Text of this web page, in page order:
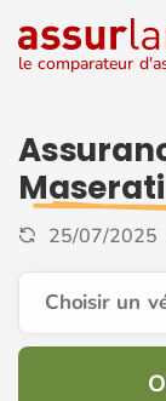
le comparateur
Maserati
25/07/2025
Choisir un